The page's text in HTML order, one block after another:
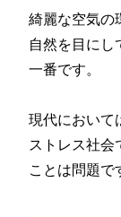
綺麗な空気の
自然を目にし
一番です。
現代において
ストレス社会
ことは問題で